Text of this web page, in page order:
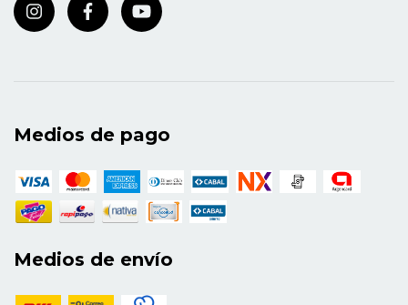
Medios de pago
Medios de envío